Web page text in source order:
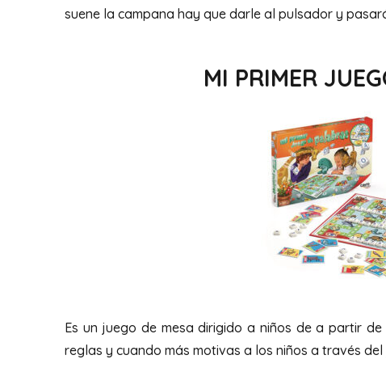
suene la campana hay que darle al pulsador y
MI PRIMER
Es un juego de mesa dirigido a niños de a partir
reglas y cuando más motivas a los niños a través